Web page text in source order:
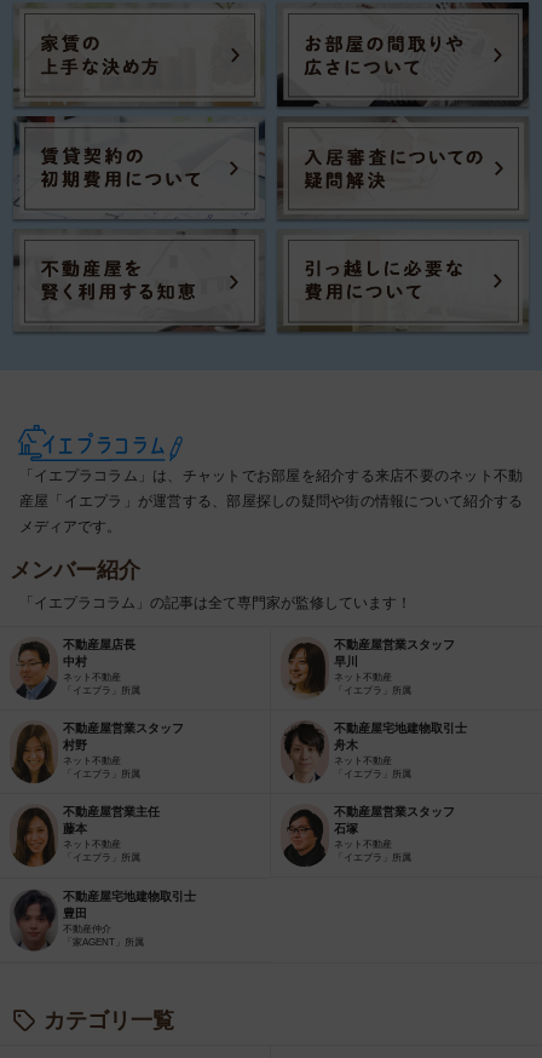
「イエプラコラム」は、チャットでお部屋を紹介する来店不要のネット不動
産屋「イエプラ」が運営する、部屋探しの疑問や街の情報について紹介する
メディアです。
メンバー紹介
「イエプラコラム」の記事は全て専門家が監修しています！
不動産屋店長
中村
ネット不動産
「イエプラ」所属
不動産屋営業スタッフ
早川
ネット不動産
「イエプラ」所属
不動産屋営業スタッフ
村野
ネット不動産
「イエプラ」所属
不動産屋宅地建物取引士
舟木
ネット不動産
「イエプラ」所属
不動産屋営業主任
藤本
ネット不動産
「イエプラ」所属
不動産屋営業スタッフ
石塚
ネット不動産
「イエプラ」所属
不動産屋宅地建物取引士
豊田
不動産仲介
「家AGENT」所属
カテゴリ一覧